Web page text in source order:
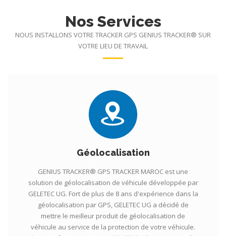
Nos Services
NOUS INSTALLONS VOTRE TRACKER GPS GENIUS TRACKER® SUR
VOTRE LIEU DE TRAVAIL
Géolocalisation
GENIUS TRACKER® GPS TRACKER MAROC est une
solution de géolocalisation de véhicule développée par
GELETEC UG. Fort de plus de 8 ans d'expérience dans la
géolocalisation par GPS, GELETEC UG a décidé de
mettre le meilleur produit de géolocalisation de
véhicule au service de la protection de votre véhicule.